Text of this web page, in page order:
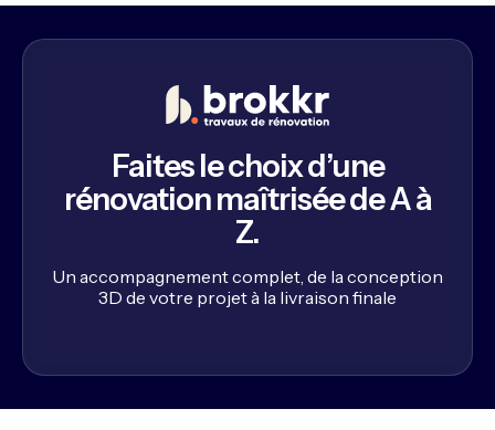
Faites le choix d’une
rénovation maîtrisée de A à
Z.
Un accompagnement complet, de la conception
3D de votre projet à la livraison finale